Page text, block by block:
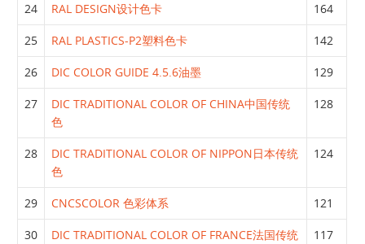
24 RAL DESIGN设计色卡 164
25 RAL PLASTICS-P2塑料色卡 142
26 DIC COLOR GUIDE 4.5.6油墨 129
27
DIC TRADITIONAL COLOR OF CHINA中国传统
色
128
28
DIC TRADITIONAL COLOR OF NIPPON日本传统
色
124
29 CNCSCOLOR 色彩体系 121
30
DIC TRADITIONAL COLOR OF FRANCE法国传统
117